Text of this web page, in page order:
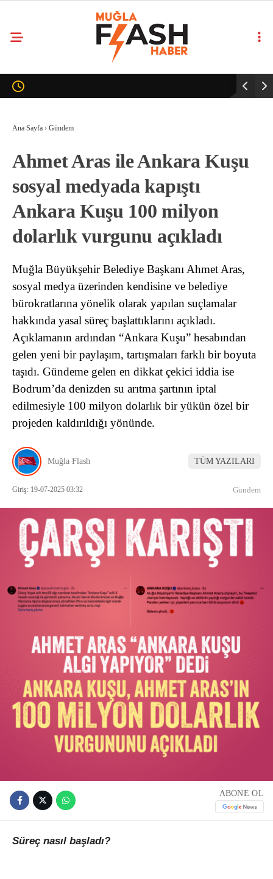
Ana Sayfa › Gündem
Ahmet Aras ile Ankara Kuşu
sosyal medyada kapıştı
Ankara Kuşu 100 milyon
dolarlık vurgunu açıkladı
Muğla Büyükşehir Belediye Başkanı Ahmet Aras,
sosyal medya üzerinden kendisine ve belediye
bürokratlarına yönelik olarak yapılan suçlamalar
hakkında yasal süreç başlattıklarını açıkladı.
Açıklamanın ardından “Ankara Kuşu” hesabından
gelen yeni bir paylaşım, tartışmaları farklı bir boyuta
taşıdı. Gündeme gelen en dikkat çekici iddia ise
Bodrum’da denizden su arıtma şartının iptal
edilmesiyle 100 milyon dolarlık bir yükün özel bir
projeden kaldırıldığı yönünde.
Muğla Flash TÜM YAZILARI
Giriş: 19-07-2025 03:32 Gündem
ABONE OL
Süreç nasıl başladı?